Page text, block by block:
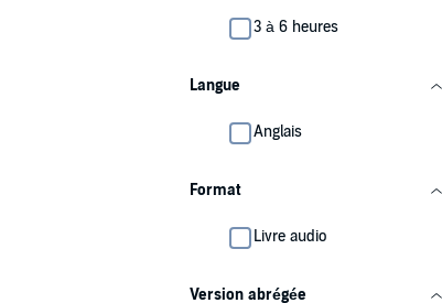
3 à 6 heures
Langue
Anglais
Format
Livre audio
Version abrégée